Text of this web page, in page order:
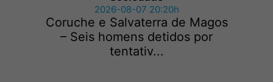
2026-08-07 20:20h
Coruche e Salvaterra de Magos
– Seis homens detidos por
tentativ...